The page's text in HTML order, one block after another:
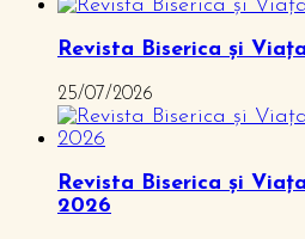
Revista Biserica și
25/07/2026
Revista Biserica și
2026